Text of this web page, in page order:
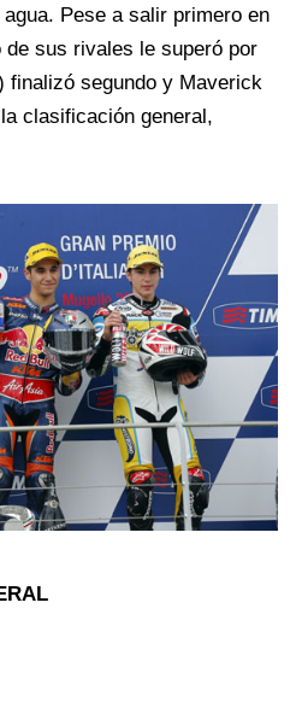
Pese a salir primero en
de sus rivales le superó por
finalizó segundo y Maverick
clasificación general,